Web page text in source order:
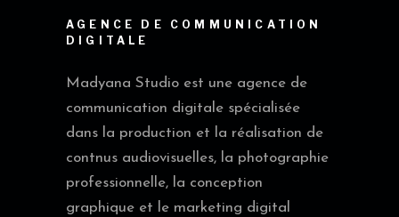
AGENCE DE COMMUNICATION
DIGITALE
Madyana Studio est une agence de
communication digitale spécialisée
dans la production et la réalisation de
contnus audiovisuelles, la photographie
professionnelle, la conception
graphique et le marketing digital